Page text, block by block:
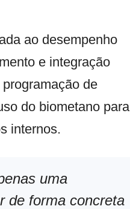
ao desempenho
e integração
de
do biometano para
internos.
uma
de forma concreta